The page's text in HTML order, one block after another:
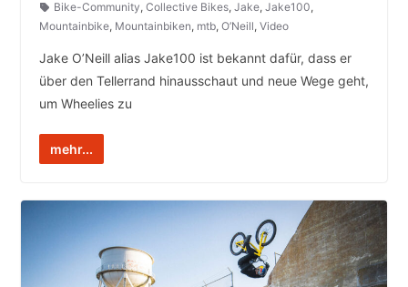
Bike-Community, Collective Bikes, Jake, Jake100,
Mountainbike, Mountainbiken, mtb, O’Neill, Video
Jake O’Neill alias Jake100 ist bekannt dafür, dass er
über den Tellerrand hinausschaut und neue Wege geht,
um Wheelies zu
mehr...